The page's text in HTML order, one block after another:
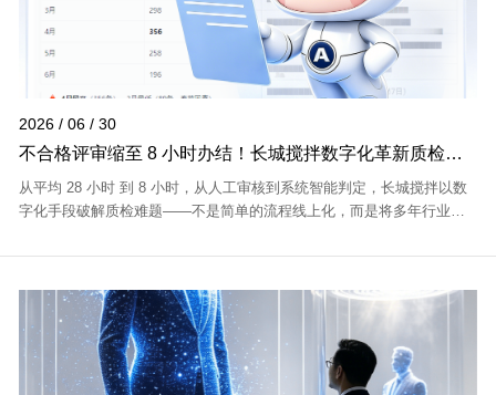
2026 / 06 / 30
不合格评审缩至 8 小时办结！长城搅拌数字化革新质检流
程
从平均 28 小时 到 8 小时，从人工审核到系统智能判定，长城搅拌以数
字化手段破解质检难题——不是简单的流程线上化，而是将多年行业经
就是长城搅拌为...